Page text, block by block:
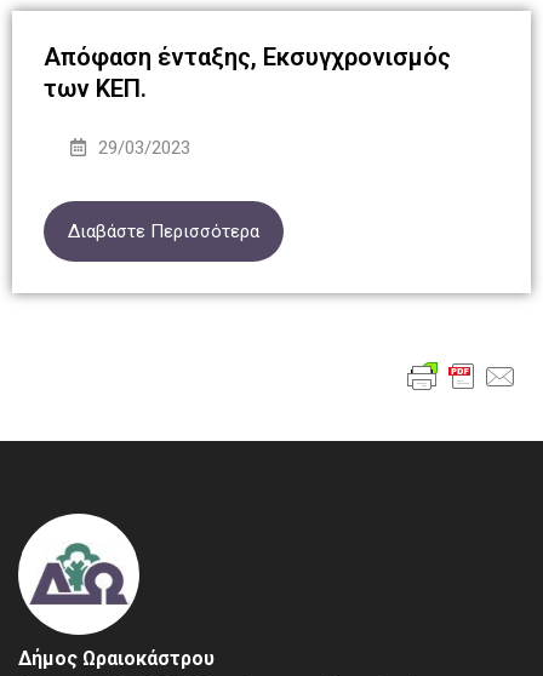
Απόφαση ένταξης, Εκσυγχρονισμός
των ΚΕΠ.
29/03/2023
Διαβάστε Περισσότερα
Δήμος Ωραιοκάστρου